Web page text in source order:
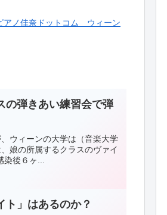
アノ佳奈ドットコム ウィーン
弾きあい練習会で弾
ウィーンの大学は（音楽大学
娘の所属するクラスのヴァイ
後６ヶ...
」はあるのか？